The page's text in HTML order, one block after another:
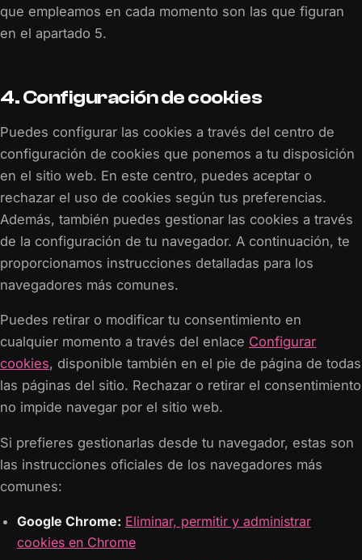
que empleamos en cada momento son las que figuran
en el apartado 5.
4. Configuración de cookies
Puedes configurar las cookies a través del centro de
configuración de cookies que ponemos a tu disposición
en el sitio web. En este centro, puedes aceptar o
rechazar el uso de cookies según tus preferencias.
Además, también puedes gestionar las cookies a través
de la configuración de tu navegador. A continuación, te
proporcionamos instrucciones detalladas para los
navegadores más comunes.
Puedes retirar o modificar tu consentimiento en
cualquier momento a través del enlace Configurar
cookies, disponible también en el pie de página de todas
las páginas del sitio. Rechazar o retirar el consentimiento
no impide navegar por el sitio web.
Si prefieres gestionarlas desde tu navegador, estas son
las instrucciones oficiales de los navegadores más
comunes:
Google Chrome: Eliminar, permitir y administrar
cookies en Chrome